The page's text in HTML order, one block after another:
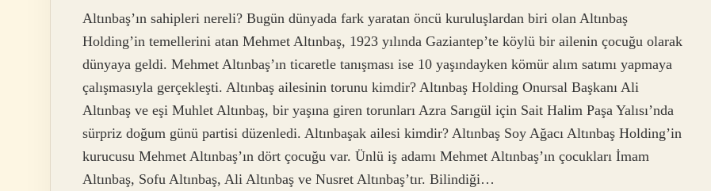
Altınbaş’ın sahipleri nereli? Bugün dünyada fark yaratan öncü kuruluşlardan biri olan Altınbaş
Holding’in temellerini atan Mehmet Altınbaş, 1923 yılında Gaziantep’te köylü bir ailenin çocuğu olarak
dünyaya geldi. Mehmet Altınbaş’ın ticaretle tanışması ise 10 yaşındayken kömür alım satımı yapmaya
çalışmasıyla gerçekleşti. Altınbaş ailesinin torunu kimdir? Altınbaş Holding Onursal Başkanı Ali
Altınbaş ve eşi Muhlet Altınbaş, bir yaşına giren torunları Azra Sarıgül için Sait Halim Paşa Yalısı’nda
sürpriz doğum günü partisi düzenledi. Altınbaşak ailesi kimdir? Altınbaş Soy Ağacı Altınbaş Holding’in
kurucusu Mehmet Altınbaş’ın dört çocuğu var. Ünlü iş adamı Mehmet Altınbaş’ın çocukları İmam
Altınbaş, Sofu Altınbaş, Ali Altınbaş ve Nusret Altınbaş’tır. Bilindiği…